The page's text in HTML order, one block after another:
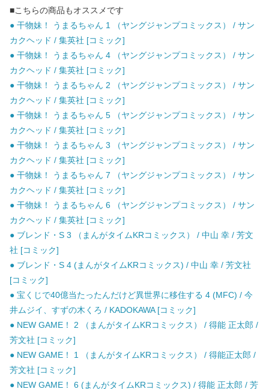
■こちらの商品もオススメです
● 干物妹！ うまるちゃん 1 （ヤングジャンプコミックス） / サン
カクヘッド / 集英社 [コミック]
● 干物妹！ うまるちゃん 4 （ヤングジャンプコミックス） / サン
カクヘッド / 集英社 [コミック]
● 干物妹！ うまるちゃん 2 （ヤングジャンプコミックス） / サン
カクヘッド / 集英社 [コミック]
● 干物妹！ うまるちゃん 5 （ヤングジャンプコミックス） / サン
カクヘッド / 集英社 [コミック]
● 干物妹！ うまるちゃん 3 （ヤングジャンプコミックス） / サン
カクヘッド / 集英社 [コミック]
● 干物妹！ うまるちゃん 7 （ヤングジャンプコミックス） / サン
カクヘッド / 集英社 [コミック]
● 干物妹！ うまるちゃん 6 （ヤングジャンプコミックス） / サン
カクヘッド / 集英社 [コミック]
● ブレンド・S 3 （まんがタイムKRコミックス） / 中山 幸 / 芳文
社 [コミック]
● ブレンド・S 4 (まんがタイムKRコミックス) / 中山 幸 / 芳文社
[コミック]
● 宝くじで40億当たったんだけど異世界に移住する 4 (MFC) / 今
井ムジイ、すずの木くろ / KADOKAWA [コミック]
● NEW GAME！ 2 （まんがタイムKRコミックス） / 得能 正太郎 /
芳文社 [コミック]
● NEW GAME！ 1 （まんがタイムKRコミックス） / 得能正太郎 /
芳文社 [コミック]
● NEW GAME！ 6 (まんがタイムKRコミックス) / 得能 正太郎 / 芳